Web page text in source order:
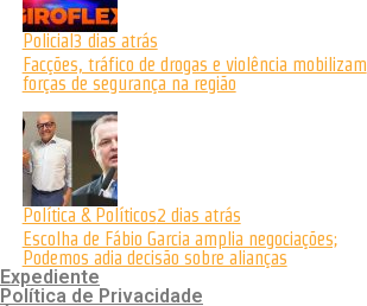
Policial 3 dias atrás
Facções, tráfico de drogas e violência mobilizam
forças de segurança na região
Política & Políticos2 dias atrás
Escolha de Fábio Garcia amplia negociações;
Podemos adia decisão sobre alianças
Expediente
Política de Privacidade